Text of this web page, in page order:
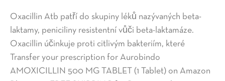
Oxacillin Atb patří do skupiny léků nazývaných beta-
laktamy, peniciliny resistentní vůči beta-laktamáze.
Oxacillin účinkuje proti citlivým bakteriím, které
Transfer your prescription for Aurobindo
AMOXICILLIN 500 MG TABLET (1 Tablet) on Amazon